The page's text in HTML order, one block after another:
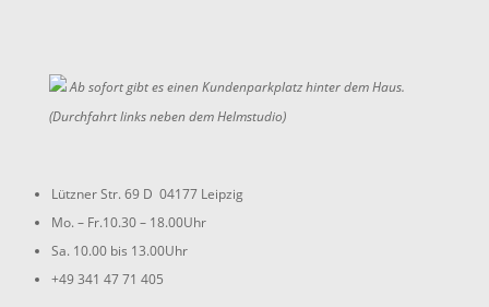
Ab sofort gibt es einen Kundenparkplatz hinter dem Haus.
(Durchfahrt links neben dem Helmstudio)
Lützner Str. 69 D 04177 Leipzig
Mo. – Fr.10.30 – 18.00Uhr
Sa. 10.00 bis 13.00Uhr
+49 341 47 71 405